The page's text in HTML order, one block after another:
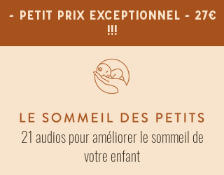
- PETIT PRIX EXCEPTIONNEL - 27€
!!!
21 audios pour améliorer le sommeil de
votre enfant